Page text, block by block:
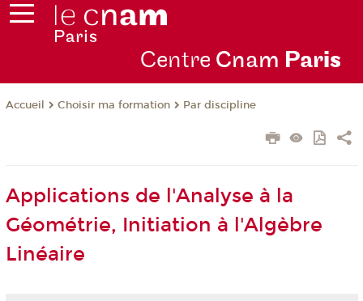
Centre Cnam Paris
Accueil Choisir ma formation Par discipline
Applications de l'Analyse à la
Géométrie, Initiation à l'Algèbre
Linéaire